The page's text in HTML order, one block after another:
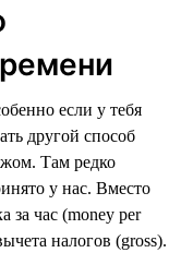
если у тебя
другой способ
Там редко
у нас. Вместо
за час (money per
налогов (gross).